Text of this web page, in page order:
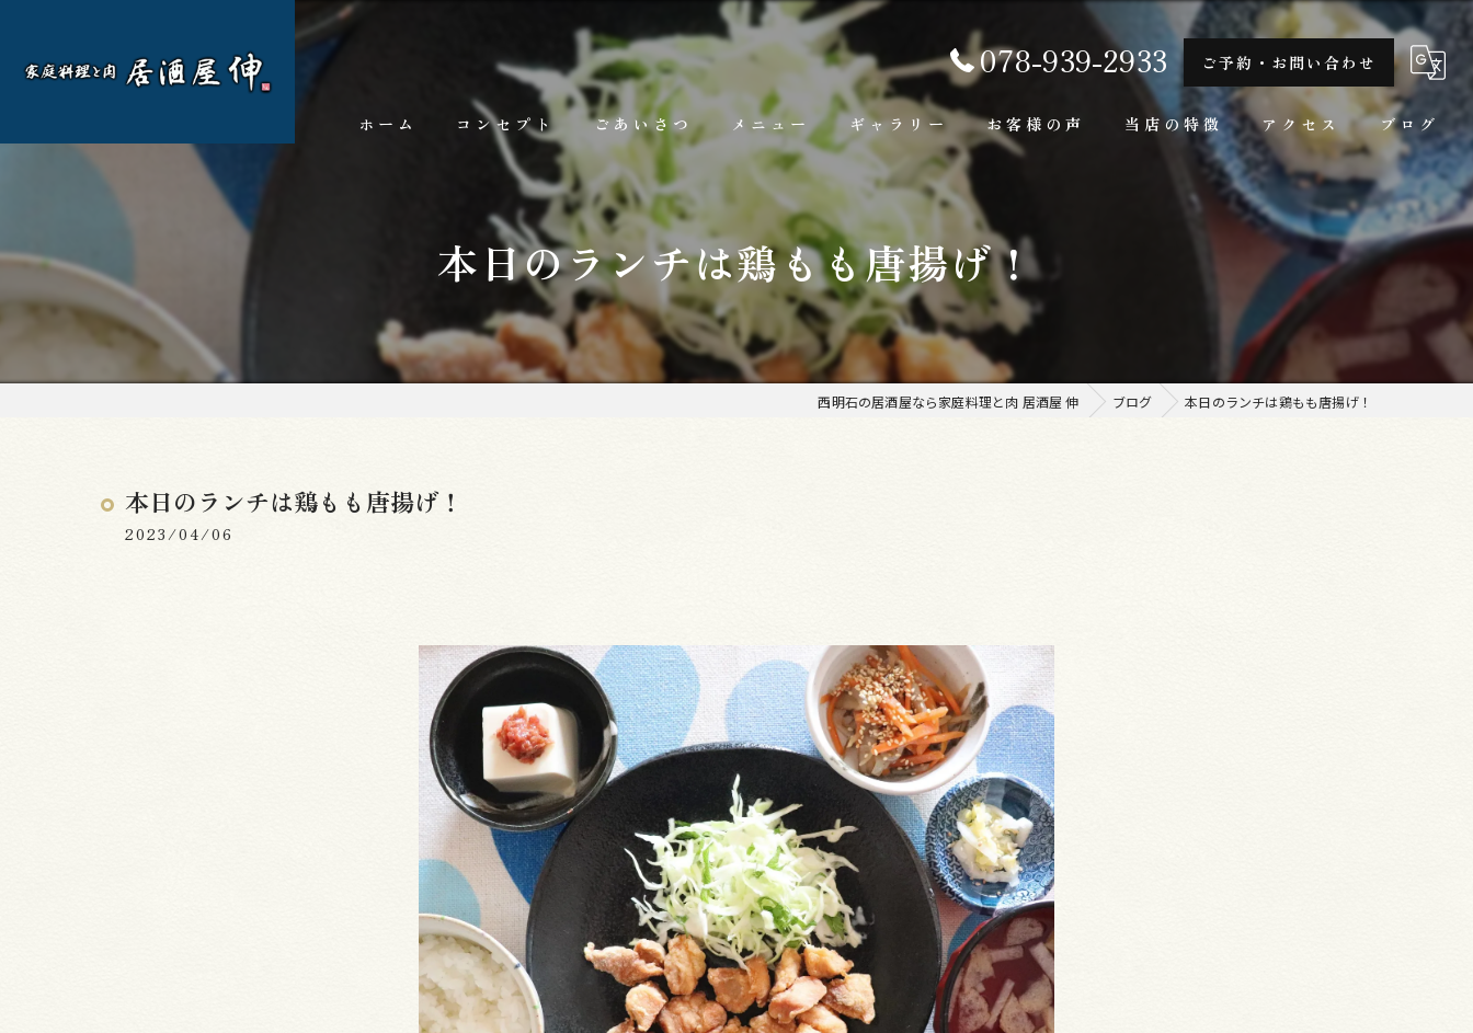
078-939-2933 ご予約・お問い合わせ
ホーム コンセプト ごあいさつ メニュー
ランチ
お料理
お飲み物
ギャラリー お客様の声 当店の特徴
隠れ家
アクセス ブログ
本日のランチは鶏もも唐揚げ！
西明石の居酒屋なら家庭料理と肉 居酒屋 伸 ブログ 本日のランチは鶏もも唐揚げ！
本日のランチは鶏もも唐揚げ！
2023/04/06